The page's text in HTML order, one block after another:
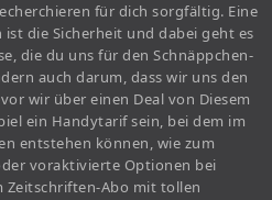
für dich sorgfältig. Eine
die Sicherheit und dabei geht es
die du uns für den Schnäppchen-
auch darum, dass wir uns den
wir über einen Deal von Diesem
ein Handytarif sein, bei dem im
entstehen können, wie zum
voraktivierte Optionen bei
Zeitschriften-Abo mit tollen